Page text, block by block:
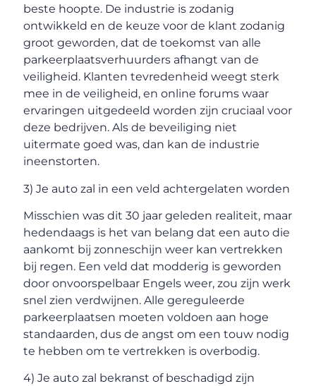
beste hoopte. De industrie is zodanig
ontwikkeld en de keuze voor de klant zodanig
groot geworden, dat de toekomst van alle
parkeerplaatsverhuurders afhangt van de
veiligheid. Klanten tevredenheid weegt sterk
mee in de veiligheid, en online forums waar
ervaringen uitgedeeld worden zijn cruciaal voor
deze bedrijven. Als de beveiliging niet
uitermate goed was, dan kan de industrie
ineenstorten.
3) Je auto zal in een veld achtergelaten worden
Misschien was dit 30 jaar geleden realiteit, maar
hedendaags is het van belang dat een auto die
aankomt bij zonneschijn weer kan vertrekken
bij regen. Een veld dat modderig is geworden
door onvoorspelbaar Engels weer, zou zijn werk
snel zien verdwijnen. Alle gereguleerde
parkeerplaatsen moeten voldoen aan hoge
standaarden, dus de angst om een touw nodig
te hebben om te vertrekken is overbodig.
4) Je auto zal bekranst of beschadigd zijn